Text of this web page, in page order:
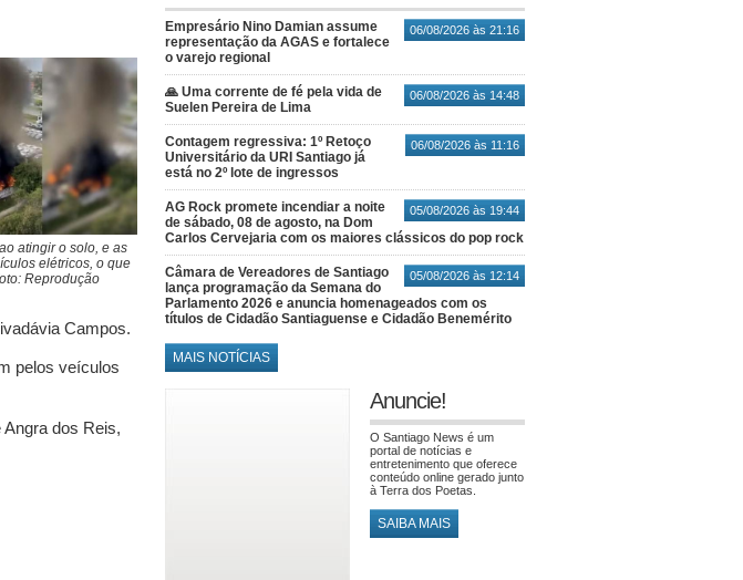
atingir o solo, e as
elétricos, o que
Reprodução
Campos.
pelos veículos
dos Reis,
06/08/2026 às 21:16
Empresário Nino Damian assume
representação da AGAS e fortalece
o varejo regional
06/08/2026 às 14:48
🙏 Uma corrente de fé pela vida de
Suelen Pereira de Lima
06/08/2026 às 11:16
Contagem regressiva: 1º Retoço
Universitário da URI Santiago já
está no 2º lote de ingressos
05/08/2026 às 19:44
AG Rock promete incendiar a noite
de sábado, 08 de agosto, na Dom
Carlos Cervejaria com os maiores clássicos do pop rock
05/08/2026 às 12:14
Câmara de Vereadores de Santiago
lança programação da Semana do
Parlamento 2026 e anuncia homenageados com os
títulos de Cidadão Santiaguense e Cidadão Benemérito
MAIS NOTÍCIAS
Anuncie!
O Santiago News é um
portal de notícias e
entretenimento que oferece
conteúdo online gerado junto
à Terra dos Poetas.
SAIBA MAIS